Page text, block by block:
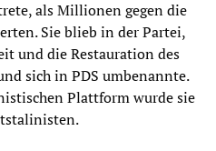
als Millionen gegen die
Sie blieb in der Partei,
und die Restauration des
sich in PDS umbenannte.
Plattform wurde sie